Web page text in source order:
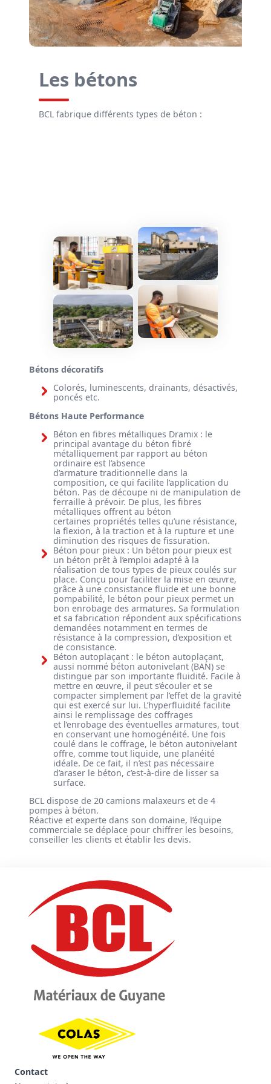
Les bétons
BCL fabrique différents types de béton :
Bétons décoratifs
Colorés, luminescents, drainants, désactivés,
poncés etc.
Bétons Haute Performance
Béton en fibres métalliques Dramix : le
principal avantage du béton fibré
métalliquement par rapport au béton
ordinaire est l’absence
d’armature traditionnelle dans la
composition, ce qui facilite l’application du
béton. Pas de découpe ni de manipulation de
ferraille à prévoir. De plus, les fibres
métalliques offrent au béton
certaines propriétés telles qu’une résistance,
la flexion, à la traction et à la rupture et une
diminution des risques de fissuration.
Béton pour pieux : Un béton pour pieux est
un béton prêt à l’emploi adapté à la
réalisation de tous types de pieux coulés sur
place. Conçu pour faciliter la mise en œuvre,
grâce à une consistance fluide et une bonne
pompabilité, le béton pour pieux permet un
bon enrobage des armatures. Sa formulation
et sa fabrication répondent aux spécifications
demandées notamment en termes de
résistance à la compression, d’exposition et
de consistance.
Béton autoplaçant : le béton autoplaçant,
aussi nommé béton autonivelant (BAN) se
distingue par son importante fluidité. Facile à
mettre en œuvre, il peut s’écouler et se
compacter simplement par l’effet de la gravité
qui est exercé sur lui. L’hyperfluidité facilite
ainsi le remplissage des coffrages
et l’enrobage des éventuelles armatures, tout
en conservant une homogénéité. Une fois
coulé dans le coffrage, le béton autonivelant
offre, comme tout liquide, une planéité
idéale. De ce fait, il n’est pas nécessaire
d’araser le béton, c’est-à-dire de lisser sa
surface.
BCL dispose de 20 camions malaxeurs et de 4
pompes à béton.
Réactive et experte dans son domaine, l’équipe
commerciale se déplace pour chiffrer les besoins,
conseiller les clients et établir les devis.
Contact